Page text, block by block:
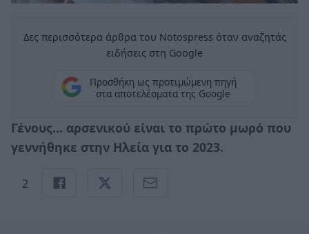
Δες περισσότερα άρθρα του Notospress όταν αναζητάς
ειδήσεις στη Google
Προσθήκη ως προτιμώμενη πηγή
στα αποτελέσματα της Google
Γένους… αρσενικού είναι το πρώτο μωρό που
γεννήθηκε στην Ηλεία για το 2023.
2